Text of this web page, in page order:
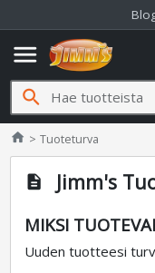
menu
search
home Jimms.fi
Tuoteturva
description Jimm's
MIKSI
Uuden tuotteesi